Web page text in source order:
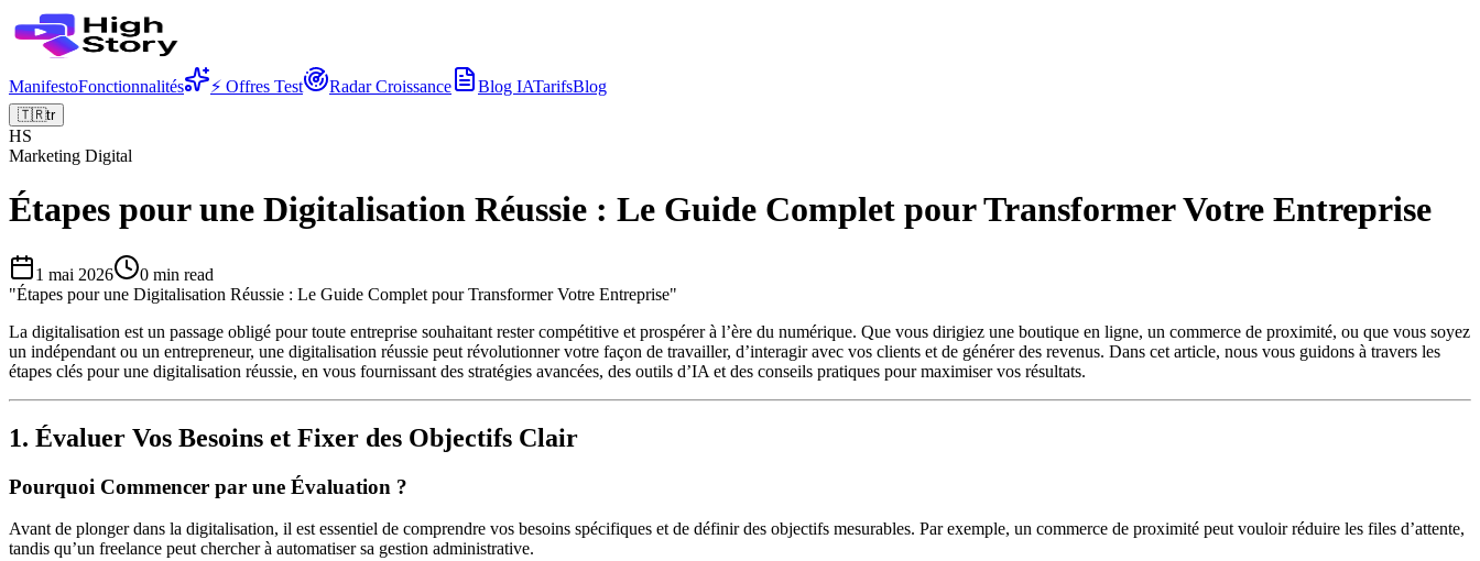
ManifestoFonctionnalités ⚡ Offres Test Radar Croissance Blog IATarifsBlog
🇹🇷tr
HS
Marketing Digital
Étapes pour une Digitalisation Réussie : Le Guide Complet pour Transformer Votre Entreprise
1 mai 2026 0 min read
"Étapes pour une Digitalisation Réussie : Le Guide Complet pour Transformer Votre Entreprise"
La digitalisation est un passage obligé pour toute entreprise souhaitant rester compétitive et prospérer à l’ère du numérique. Que vous dirigiez une boutique en ligne, un commerce de proximité, ou que vous soyez
un indépendant ou un entrepreneur, une digitalisation réussie peut révolutionner votre façon de travailler, d’interagir avec vos clients et de générer des revenus. Dans cet article, nous vous guidons à travers les
étapes clés pour une digitalisation réussie, en vous fournissant des stratégies avancées, des outils d’IA et des conseils pratiques pour maximiser vos résultats.
1. Évaluer Vos Besoins et Fixer des Objectifs Clair
Pourquoi Commencer par une Évaluation ?
Avant de plonger dans la digitalisation, il est essentiel de comprendre vos besoins spécifiques et de définir des objectifs mesurables. Par exemple, un commerce de proximité peut vouloir réduire les files d’attente,
tandis qu’un freelance peut chercher à automatiser sa gestion administrative.